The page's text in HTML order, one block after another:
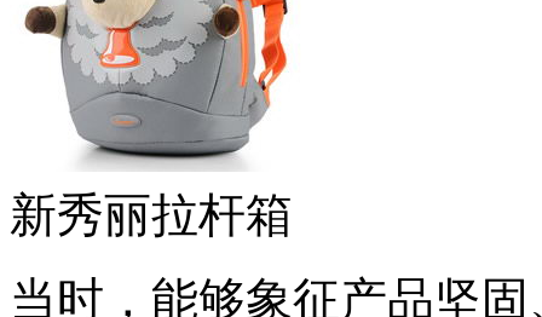
新秀丽拉杆箱
当时，能够象征产品坚固